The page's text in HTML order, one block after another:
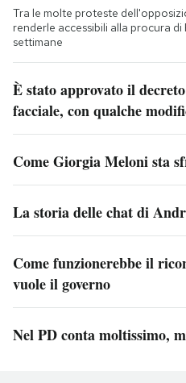
Tra le molte proteste
renderle accessibili alla procura di
settimane
È stato approvato il
facciale, con qualche
Come Giorgia Meloni sta
La storia delle chat di
Come funzionerebbe il
vuole il governo
Nel PD conta moltissimo,